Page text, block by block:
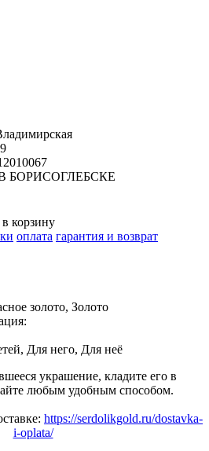
БОРИСОГЛЕБСКЕ
корзину
оплата гарантия и возврат
золото, Золото
Для него, Для неё
украшение, кладите его в
любым удобным способом.
https://serdolikgold.ru/dostavka-
i-oplata/